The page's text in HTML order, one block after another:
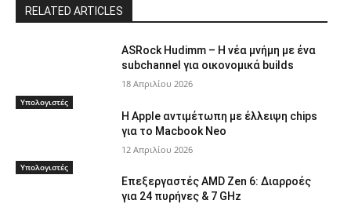
RELATED ARTICLES
Υπολογιστές
ASRock Hudimm – Η νέα μνήμη με ένα
subchannel για οικονομικά builds
18 Απριλίου 2026
Υπολογιστές
Η Apple αντιμέτωπη με έλλειψη chips
για το Macbook Neo
12 Απριλίου 2026
Επεξεργαστές AMD Zen 6: Διαρροές
για 24 πυρήνες & 7 GHz